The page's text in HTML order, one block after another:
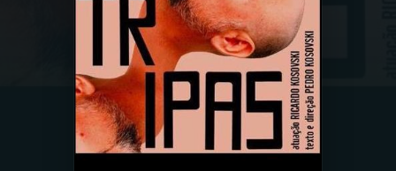
PROGRAMAS
PODCASTS
VIDEOCASTS